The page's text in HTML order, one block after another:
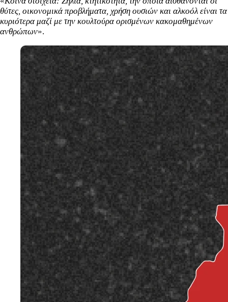
θύτες, οικονομικά προβλήματα, χρήση ουσιών και αλκοόλ είναι τα
κυριότερα μαζί με την κουλτούρα ορισμένων κακομαθημένων
ανθρώπων».